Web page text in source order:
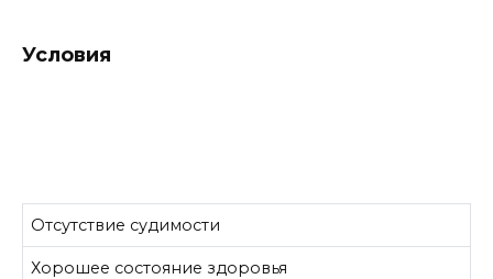
Условия
Отсутствие судимости
Хорошее состояние здоровья